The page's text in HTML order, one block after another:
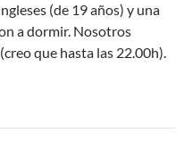
(de 19 años) y una
a dormir. Nosotros
que hasta las 22.00h).